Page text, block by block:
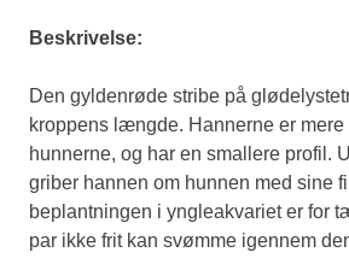
Beskrivelse:
Den gyldenrøde stribe på
kroppens længde. Hannerne er mere
hunnerne, og har en smallere profil.
griber hannen om hunnen med sine
beplantningen i yngleakvariet er for
par ikke frit kan svømme igennem